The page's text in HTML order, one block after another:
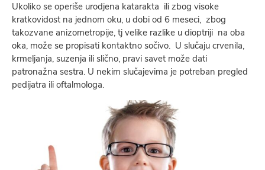
Ukoliko se operiše urodjena katarakta ili zbog visoke
kratkovidost na jednom oku, u dobi od 6 meseci, zbog
takozvane anizometropije, tj velike razlike u dioptriji na oba
oka, može se propisati kontaktno sočivo. U slučaju crvenila,
krmeljanja, suzenja ili slično, pravi savet može dati
patronažna sestra. U nekim slučajevima je potreban pregled
pedijatra ili oftalmologa.